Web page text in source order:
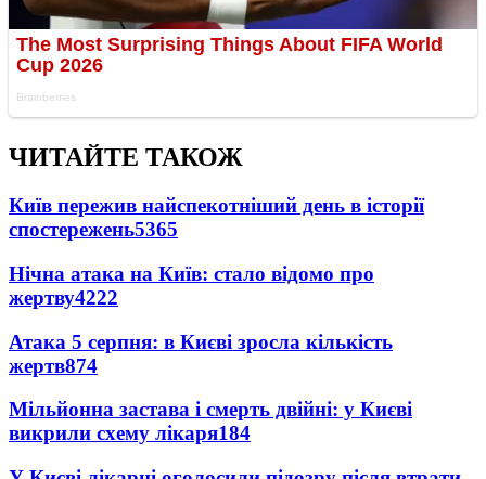
ЧИТАЙТЕ ТАКОЖ
Київ пережив найспекотніший день в історії
спостережень5365
Нічна атака на Київ: стало відомо про
жертву4222
Атака 5 серпня: в Києві зросла кількість
жертв874
Мільйонна застава і смерть двійні: у Києві
викрили схему лікаря184